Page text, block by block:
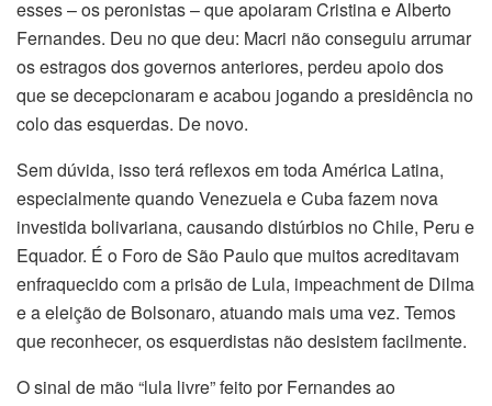
esses – os peronistas – que apoiaram Cristina e Alberto
Fernandes. Deu no que deu: Macri não conseguiu arrumar
os estragos dos governos anteriores, perdeu apoio dos
que se decepcionaram e acabou jogando a presidência no
colo das esquerdas. De novo.
Sem dúvida, isso terá reflexos em toda América Latina,
especialmente quando Venezuela e Cuba fazem nova
investida bolivariana, causando distúrbios no Chile, Peru e
Equador. É o Foro de São Paulo que muitos acreditavam
enfraquecido com a prisão de Lula, impeachment de Dilma
e a eleição de Bolsonaro, atuando mais uma vez. Temos
que reconhecer, os esquerdistas não desistem facilmente.
O sinal de mão “lula livre” feito por Fernandes ao